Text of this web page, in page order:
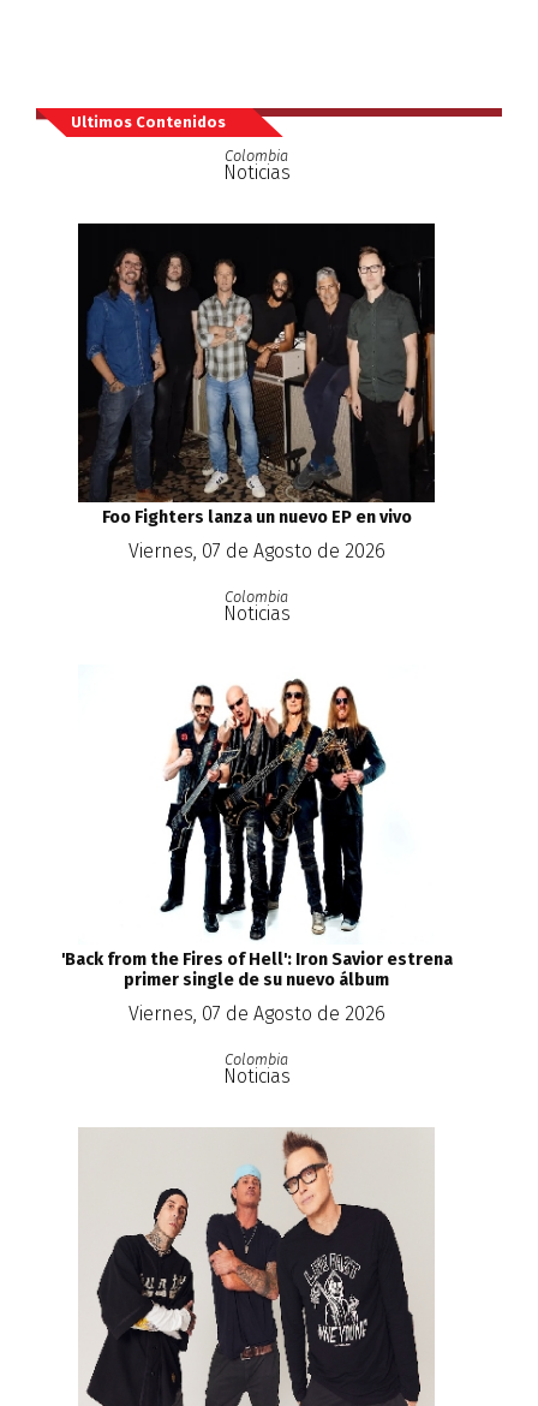
Ultimos Contenidos
Colombia
Noticias
Foo Fighters lanza un nuevo EP en vivo
Viernes, 07 de Agosto de 2026
Colombia
Noticias
'Back from the Fires of Hell': Iron Savior estrena
primer single de su nuevo álbum
Viernes, 07 de Agosto de 2026
Colombia
Noticias